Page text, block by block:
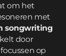
om het
met
songwriting
door
focussen op